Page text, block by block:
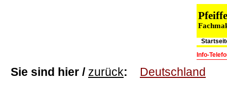
Info-
Sie sind hier / zurück: Deutschland